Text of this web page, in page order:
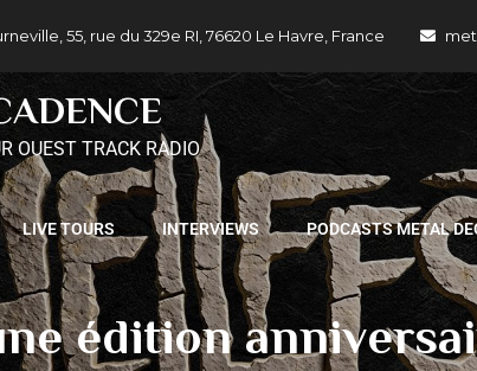
55, rue du 329e RI, 76620 Le Havre, France
OUEST TRACK RADIO
LIVE TOURS INTERVIEWS PODCASTS METAL
édition